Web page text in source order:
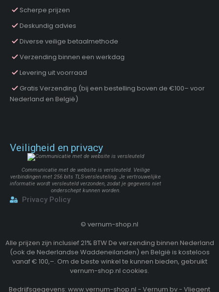
Scherpe prijzen
Deskundig advies
Diverse veilige betaalmethode
Verzending binnen een werkdag
Levering uit voorraad
Gratis Verzending (bij een bestelling boven de €100– voor
Nederland en België)
Veiligheid en privacy
Communicatie met de website is versleuteld. Veilige
verbindingen met 256 bits TLS-versleuteling. Je vertrouwelijke
informatie wordt versleuteld verzonden, zodat je gegevens niet
onderschept kunnen worden.
Privacy Policy
© vernum-shop.nl
Alle prijzen zijn inclusief 21% BTW De verzending binnen Nederland
(ook de Nederlandse Waddeneilanden) en België is kosteloos
vanaf € 100,–. Om de beste winkel te kunnen bieden, gebruikt
vernum-shop.nl cookies.
Bedrijfsgegevens: www.vernum-shop.nl - Vernum bv - Vliegent